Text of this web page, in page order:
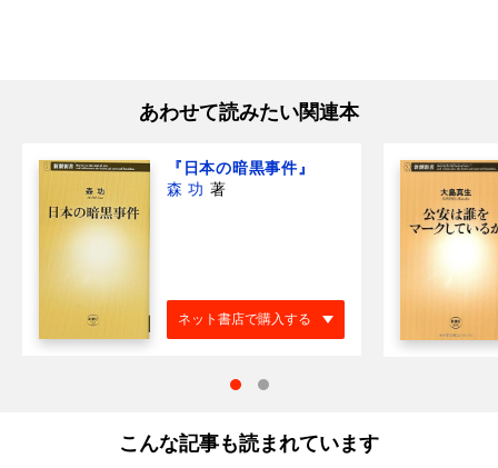
あわせて読みたい関連本
『日本の暗黒事件』
森 功 著
ネット書店で購入する
こんな記事も読まれています